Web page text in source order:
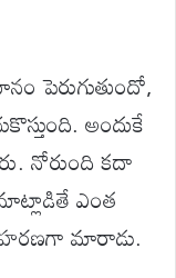
పెరుగుతుందో,
అందుకే
నోరుంది కదా
ఎంత
మారాడు.